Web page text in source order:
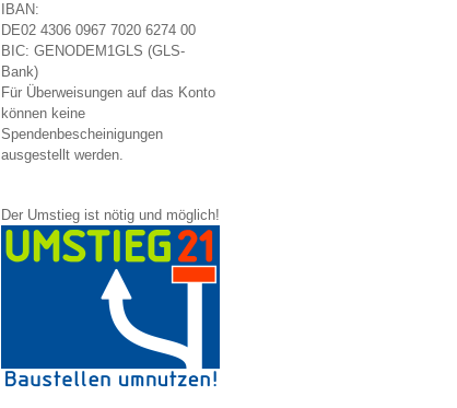
IBAN:
DE02 4306 0967 7020 6274 00
BIC: GENODEM1GLS (GLS-
Bank)
Für Überweisungen auf das Konto
können keine
Spendenbescheinigungen
ausgestellt werden.
Der Umstieg ist nötig und möglich!